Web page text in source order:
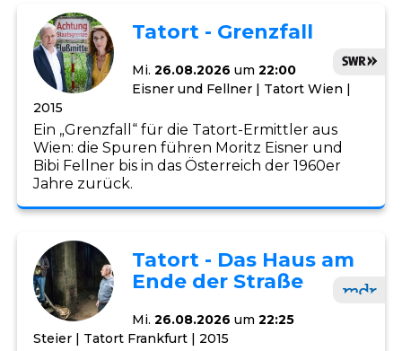
Tatort - Grenzfall
Mi.26.08.2026 um22:00
Eisner und Fellner | Tatort Wien |
2015
Ein „Grenzfall“ für die Tatort-Ermittler aus
Wien: die Spuren führen Moritz Eisner und
Bibi Fellner bis in das Österreich der 1960er
Jahre zurück.
Tatort - Das Haus am
Ende der Straße
Mi.26.08.2026 um22:25
Steier | Tatort Frankfurt | 2015